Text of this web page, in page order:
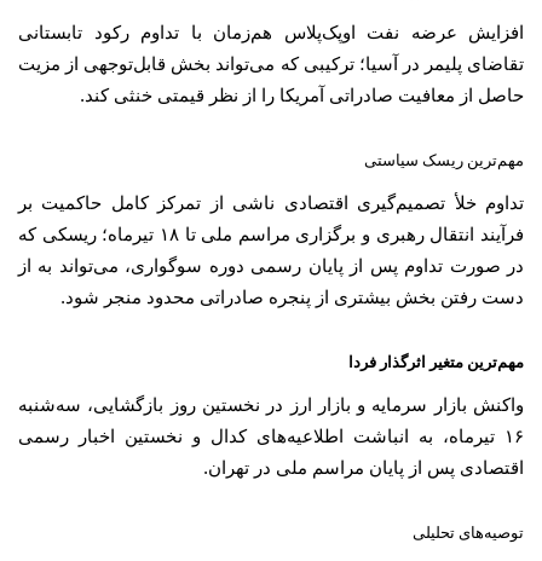
افزایش عرضه نفت اوپک‌پلاس هم‌زمان با تداوم رکود تابستانی
تقاضای پلیمر در آسیا؛ ترکیبی که می‌تواند بخش قابل‌توجهی از مزیت
حاصل از معافیت صادراتی آمریکا را از نظر قیمتی خنثی کند.
مهم‌ترین ریسک سیاستی
تداوم خلأ تصمیم‌گیری اقتصادی ناشی از تمرکز کامل حاکمیت بر
فرآیند انتقال رهبری و برگزاری مراسم ملی تا ۱۸ تیرماه؛ ریسکی که
در صورت تداوم پس از پایان رسمی دوره سوگواری، می‌تواند به از
دست رفتن بخش بیشتری از پنجره صادراتی محدود منجر شود.
مهم‌ترین متغیر اثرگذار فردا
واکنش بازار سرمایه و بازار ارز در نخستین روز بازگشایی، سه‌شنبه
۱۶ تیرماه، به انباشت اطلاعیه‌های کدال و نخستین اخبار رسمی
اقتصادی پس از پایان مراسم ملی در تهران.
توصیه‌های تحلیلی